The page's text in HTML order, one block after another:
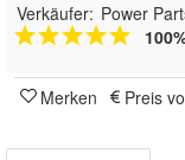
Verkäufer: Power
Merken Preis